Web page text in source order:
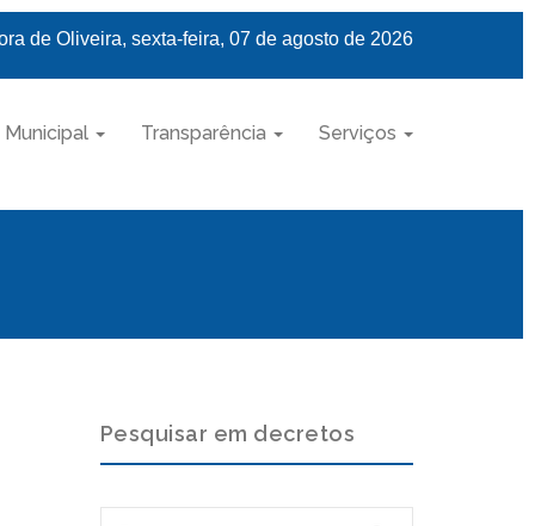
de Oliveira, sexta-feira, 07 de agosto de 2026
Transparência Serviços
Pesquisar em decretos